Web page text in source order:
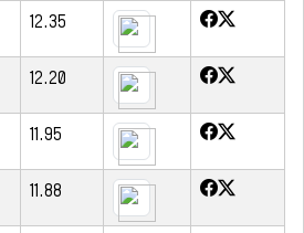
12.35
12.20
11.95
11.88